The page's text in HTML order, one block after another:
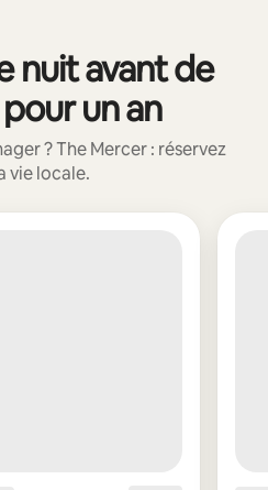
nuit avant de
un an
? The Mercer : réservez
vie locale.